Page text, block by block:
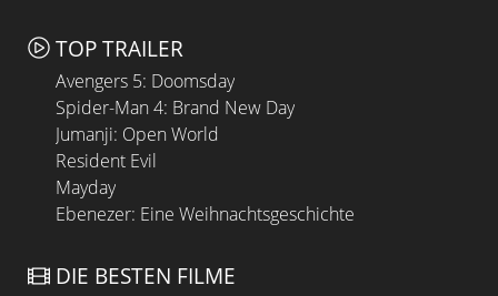
TOP TRAILER
Avengers 5: Doomsday
Spider-Man 4: Brand New Day
Jumanji: Open World
Resident Evil
Mayday
Ebenezer: Eine Weihnachtsgeschichte
DIE BESTEN FILME